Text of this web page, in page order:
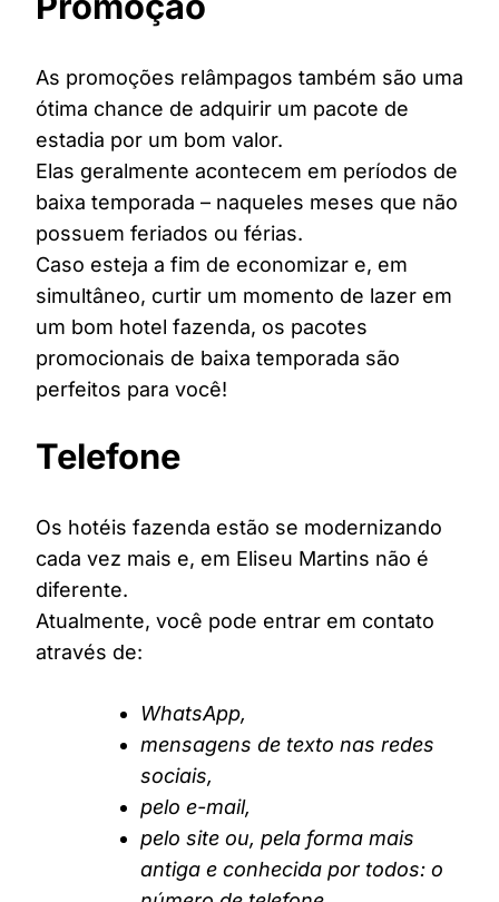
As promoções relâmpagos também são uma
ótima chance de adquirir um pacote de
estadia por um bom valor.
Elas geralmente acontecem em períodos de
baixa temporada – naqueles meses que não
possuem feriados ou férias.
Caso esteja a fim de economizar e, em
simultâneo, curtir um momento de lazer em
um bom hotel fazenda, os pacotes
promocionais de baixa temporada são
perfeitos para você!
Telefone
Os hotéis fazenda estão se modernizando
cada vez mais e, em Eliseu Martins não é
diferente.
Atualmente, você pode entrar em contato
através de:
WhatsApp,
mensagens de texto nas redes
sociais,
pelo e-mail,
pelo site ou, pela forma mais
antiga e conhecida por todos: o